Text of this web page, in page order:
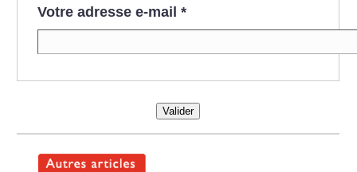
Votre adresse e-mail *
Valider